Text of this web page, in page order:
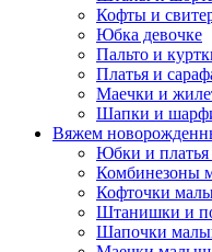
Кофты и
Юбка девочке
Пальто и
Платья и
Маечки и
Шапки и
Вяжем
Юбки и
Комбинезоны
Кофточки
Штанишки и
Шапочки